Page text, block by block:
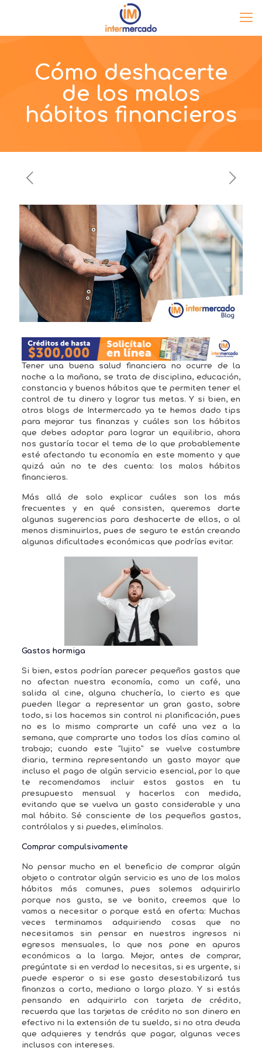
Cómo deshacerte
de los malos
hábitos financieros
Tener una buena salud financiera no ocurre de la
noche a la mañana, se trata de disciplina, educación,
constancia y buenos hábitos que te permiten tener el
control de tu dinero y lograr tus metas. Y si bien, en
otros blogs de Intermercado ya te hemos dado tips
para mejorar tus finanzas y cuáles son los hábitos
que debes adoptar para lograr un equilibrio, ahora
nos gustaría tocar el tema de lo que probablemente
esté afectando tu economía en este momento y que
quizá aún no te des cuenta: los malos hábitos
financieros.
Más allá de solo explicar cuáles son los más
frecuentes y en qué consisten, queremos darte
algunas sugerencias para deshacerte de ellos, o al
menos disminuirlos, pues de seguro te están creando
algunas dificultades económicas que podrías evitar.
Gastos hormiga
Si bien, estos podrían parecer pequeños gastos que
no afectan nuestra economía, como un café, una
salida al cine, alguna chuchería, lo cierto es que
pueden llegar a representar un gran gasto, sobre
todo, si los hacemos sin control ni planificación, pues
no es lo mismo comprarte un café una vez a la
semana, que comprarte uno todos los días camino al
trabajo; cuando este “lujito” se vuelve costumbre
diaria, termina representando un gasto mayor que
incluso el pago de algún servicio esencial, por lo que
te recomendamos incluir estos gastos en tu
presupuesto mensual y hacerlos con medida,
evitando que se vuelva un gasto considerable y una
mal hábito. Sé consciente de los pequeños gastos,
contrólalos y si puedes, elimínalos.
Comprar compulsivamente
No pensar mucho en el beneficio de comprar algún
objeto o contratar algún servicio es uno de los malos
hábitos más comunes, pues solemos adquirirlo
porque nos gusta, se ve bonito, creemos que lo
vamos a necesitar o porque está en oferta: Muchas
veces terminamos adquiriendo cosas que no
necesitamos sin pensar en nuestros ingresos ni
egresos mensuales, lo que nos pone en apuros
económicos a la larga. Mejor, antes de comprar,
pregúntate si en verdad lo necesitas, si es urgente, si
puede esperar o si ese gasto desestabilizará tus
finanzas a corto, mediano o largo plazo. Y si estás
pensando en adquirirlo con tarjeta de crédito,
recuerda que las tarjetas de crédito no son dinero en
efectivo ni la extensión de tu sueldo, si no otra deuda
que adquieres y tendrás que pagar, algunas veces
inclusos con intereses.